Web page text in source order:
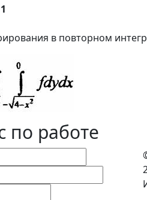
в повторном
по работе